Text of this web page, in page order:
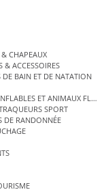
CHAPEAUX
& ACCESSOIRES
DE BAIN ET DE NATATION
ET ANIMAUX
SPORT
DE RANDONNÉE